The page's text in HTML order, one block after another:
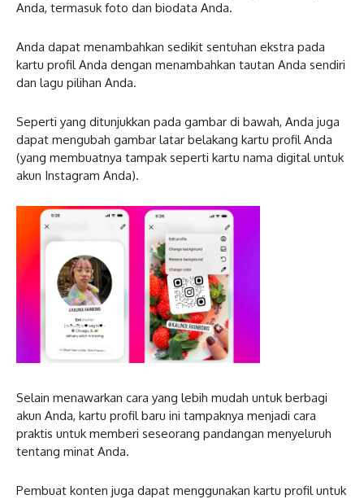
Anda, termasuk foto dan biodata Anda.
Anda dapat menambahkan sedikit sentuhan ekstra pada
kartu profil Anda dengan menambahkan tautan Anda sendiri
dan lagu pilihan Anda.
Seperti yang ditunjukkan pada gambar di bawah, Anda juga
dapat mengubah gambar latar belakang kartu profil Anda
(yang membuatnya tampak seperti kartu nama digital untuk
akun Instagram Anda).
Selain menawarkan cara yang lebih mudah untuk berbagi
akun Anda, kartu profil baru ini tampaknya menjadi cara
praktis untuk memberi seseorang pandangan menyeluruh
tentang minat Anda.
Pembuat konten juga dapat menggunakan kartu profil untuk